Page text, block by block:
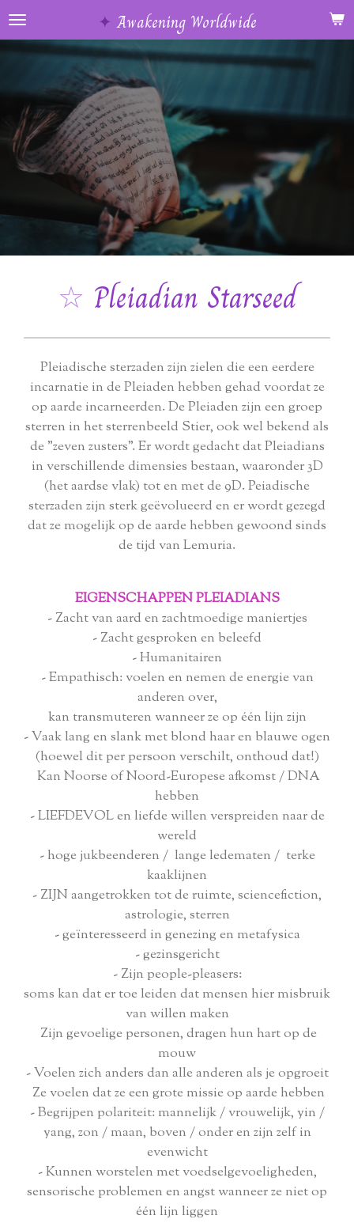
Ga
direct
naar
hoofdinhoud
✦ Awakening Worldwide
☆ Pleiadian Starseed
Pleiadische sterzaden zijn zielen die een eerdere
incarnatie in de Pleiaden hebben gehad voordat ze
op aarde incarneerden. De Pleiaden zijn een groep
sterren in het sterrenbeeld Stier, ook wel bekend als
de "zeven zusters". Er wordt gedacht dat Pleiadians
in verschillende dimensies bestaan, waaronder 3D
(het aardse vlak) tot en met de 9D. Peiadische
sterzaden zijn sterk geëvolueerd en er wordt gezegd
dat ze mogelijk op de aarde hebben gewoond sinds
de tijd van Lemuria.
EIGENSCHAPPEN PLEIADIANS
- Zacht van aard en zachtmoedige maniertjes
- Zacht gesproken en beleefd
- Humanitairen
- Empathisch: voelen en nemen de energie van
anderen over,
kan transmuteren wanneer ze op één lijn zijn
- Vaak lang en slank met blond haar en blauwe ogen
(hoewel dit per persoon verschilt, onthoud dat!)
Kan Noorse of Noord-Europese afkomst / DNA
hebben
- LIEFDEVOL en liefde willen verspreiden naar de
wereld
- hoge jukbeenderen / lange ledematen / terke
kaaklijnen
- ZIJN aangetrokken tot de ruimte, sciencefiction,
astrologie, sterren
- geïnteresseerd in genezing en metafysica
- gezinsgericht
- Zijn people-pleasers:
soms kan dat er toe leiden dat mensen hier misbruik
van willen maken
Zijn gevoelige personen, dragen hun hart op de
mouw
- Voelen zich anders dan alle anderen als je opgroeit
Ze voelen dat ze een grote missie op aarde hebben
- Begrijpen polariteit: mannelijk / vrouwelijk, yin /
yang, zon / maan, boven / onder en zijn zelf in
evenwicht
- Kunnen worstelen met voedselgevoeligheden,
sensorische problemen en angst wanneer ze niet op
één lijn liggen